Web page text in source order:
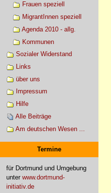
Frauen speziell
MigrantInnen speziell
Agenda 2010 - allg.
Kommunen
Sozialer Widerstand
Links
über uns
Impressum
Hilfe
Alle Beiträge
Am deutschen Wesen ...
Termine
für Dortmund und Umgebung
unter www.dortmund-
initiativ.de